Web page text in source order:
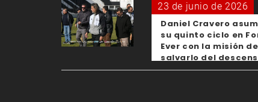
23 de junio de 2026
Daniel Cravero
su quinto ciclo en
Ever con la misión de
salvarlo del